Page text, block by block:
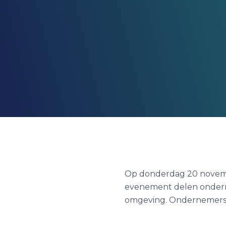
Op donderdag 20
evenement delen
omgeving.